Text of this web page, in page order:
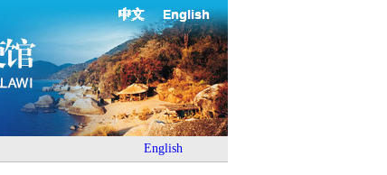
English
中文
English